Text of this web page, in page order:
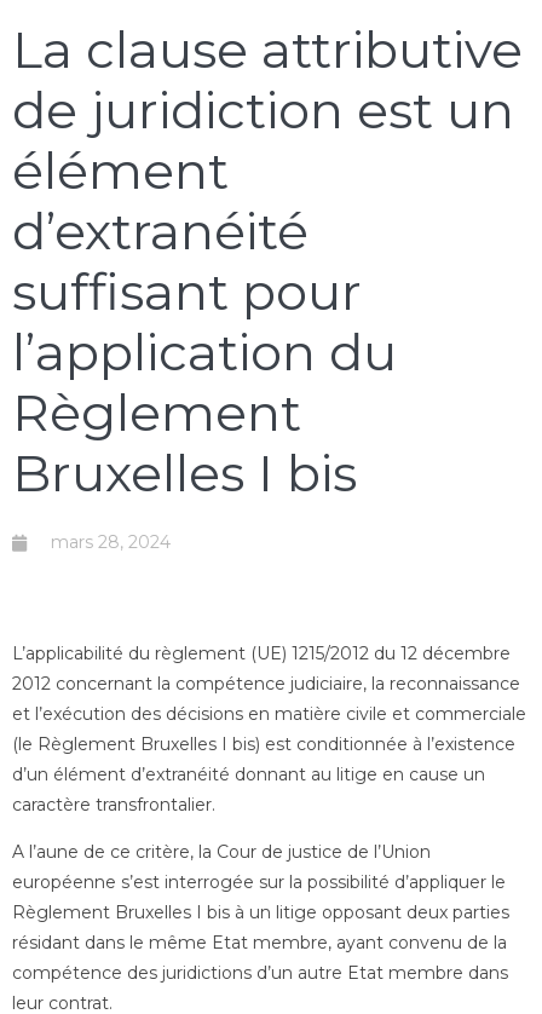
La clause attributive
de juridiction est un
élément
d’extranéité
suffisant pour
l’application du
Règlement
Bruxelles I bis
mars 28, 2024
L’applicabilité du règlement (UE) 1215/2012 du 12 décembre
2012 concernant la compétence judiciaire, la reconnaissance
et l’exécution des décisions en matière civile et commerciale
(le Règlement Bruxelles I bis) est conditionnée à l’existence
d’un élément d’extranéité donnant au litige en cause un
caractère transfrontalier.
A l’aune de ce critère, la Cour de justice de l’Union
européenne s’est interrogée sur la possibilité d’appliquer le
Règlement Bruxelles I bis à un litige opposant deux parties
résidant dans le même Etat membre, ayant convenu de la
compétence des juridictions d’un autre Etat membre dans
leur contrat.